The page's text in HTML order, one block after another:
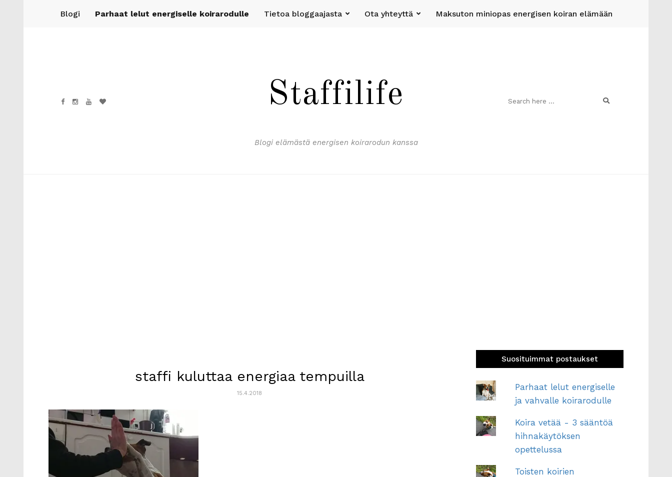
Blogi Parhaat lelut energiselle koirarodulle Tietoa bloggaajasta Ota yhteyttä Maksuton miniopas energisen koiran elämään
Staffilife
Blogi elämästä energisen koirarodun kanssa
staffi kuluttaa energiaa tempuilla
15.4.2018
Suosituimmat postaukset
Parhaat lelut energiselle
ja vahvalle koirarodulle
Koira vetää - 3 sääntöä
hihnakäytöksen
opettelussa
Toisten koirien